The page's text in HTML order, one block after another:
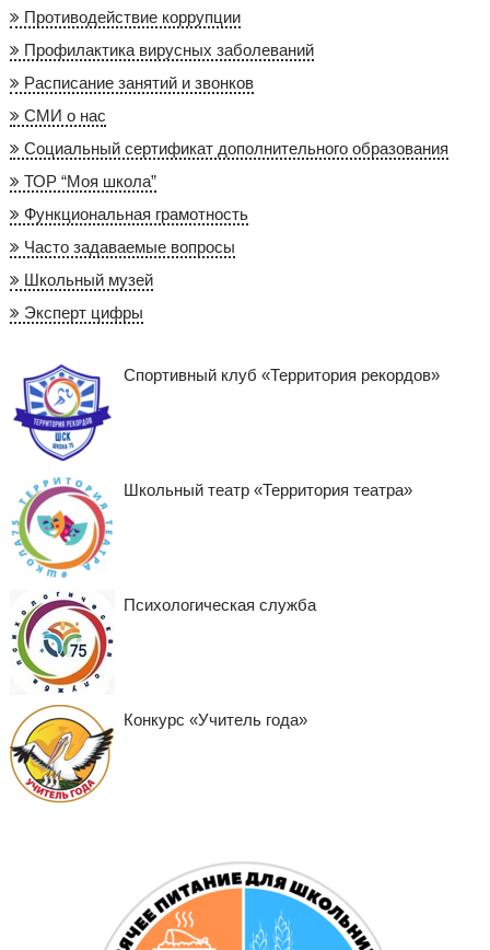
Противодействие коррупции
Профилактика вирусных заболеваний
Расписание занятий и звонков
СМИ о нас
Социальный сертификат дополнительного образования
ТОР “Моя школа”
Функциональная грамотность
Часто задаваемые вопросы
Школьный музей
Эксперт цифры
Спортивный клуб «Территория рекордов»
Школьный театр «Территория театра»
Психологическая служба
Конкурс «Учитель года»